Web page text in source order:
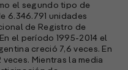
el segundo tipo de
6.346.791 unidades
de Registro de
el período 1995-2014 el
creció 7,6 veces. En
Mientras la media